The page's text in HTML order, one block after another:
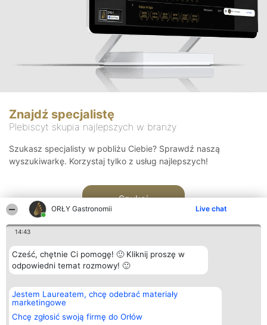
ORŁY Gastronomii Live chat
14:43
Cześć, chętnie Ci pomogę! 🙂 Kliknij proszę w
odpowiedni temat rozmowy! 🙂
Jestem Laureatem, chcę odebrać materiały
marketingowe
Chcę zgłosić swoją firmę do Orłów
Znajdź specjalistę
Plebiscyt skupia najlepszych w branży
Szukasz specjalisty w pobliżu Ciebie? Sprawdź naszą
wyszukiwarkę. Korzystaj tylko z usług najlepszych!
Szukaj
Organizator plebiscytu
Bright Side Solutions sp. z o.
o. sp. k.
ul. Ruska 22
Wrocław 50-079
Plebiscyt
Laureaci
wszystkich
Laureatów
Kontakt
Kontakt